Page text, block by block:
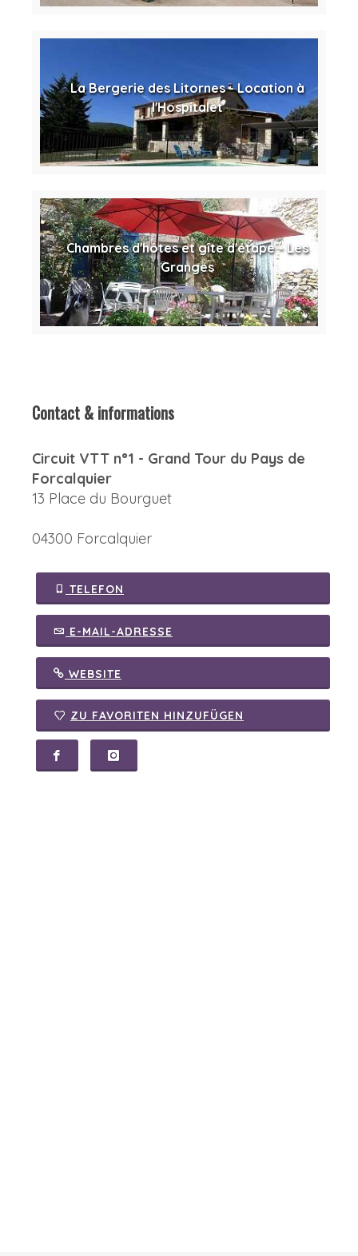
La Bergerie des Litornes - Location à
l'Hospitalet
Chambres d'hôtes et gîte d'étape - Les
Granges
Contact & informations
Circuit VTT n°1 - Grand Tour du Pays de
Forcalquier
13 Place du Bourguet
04300 Forcalquier
TELEFON
E-MAIL-ADRESSE
WEBSITE
ZU FAVORITEN HINZUFÜGEN